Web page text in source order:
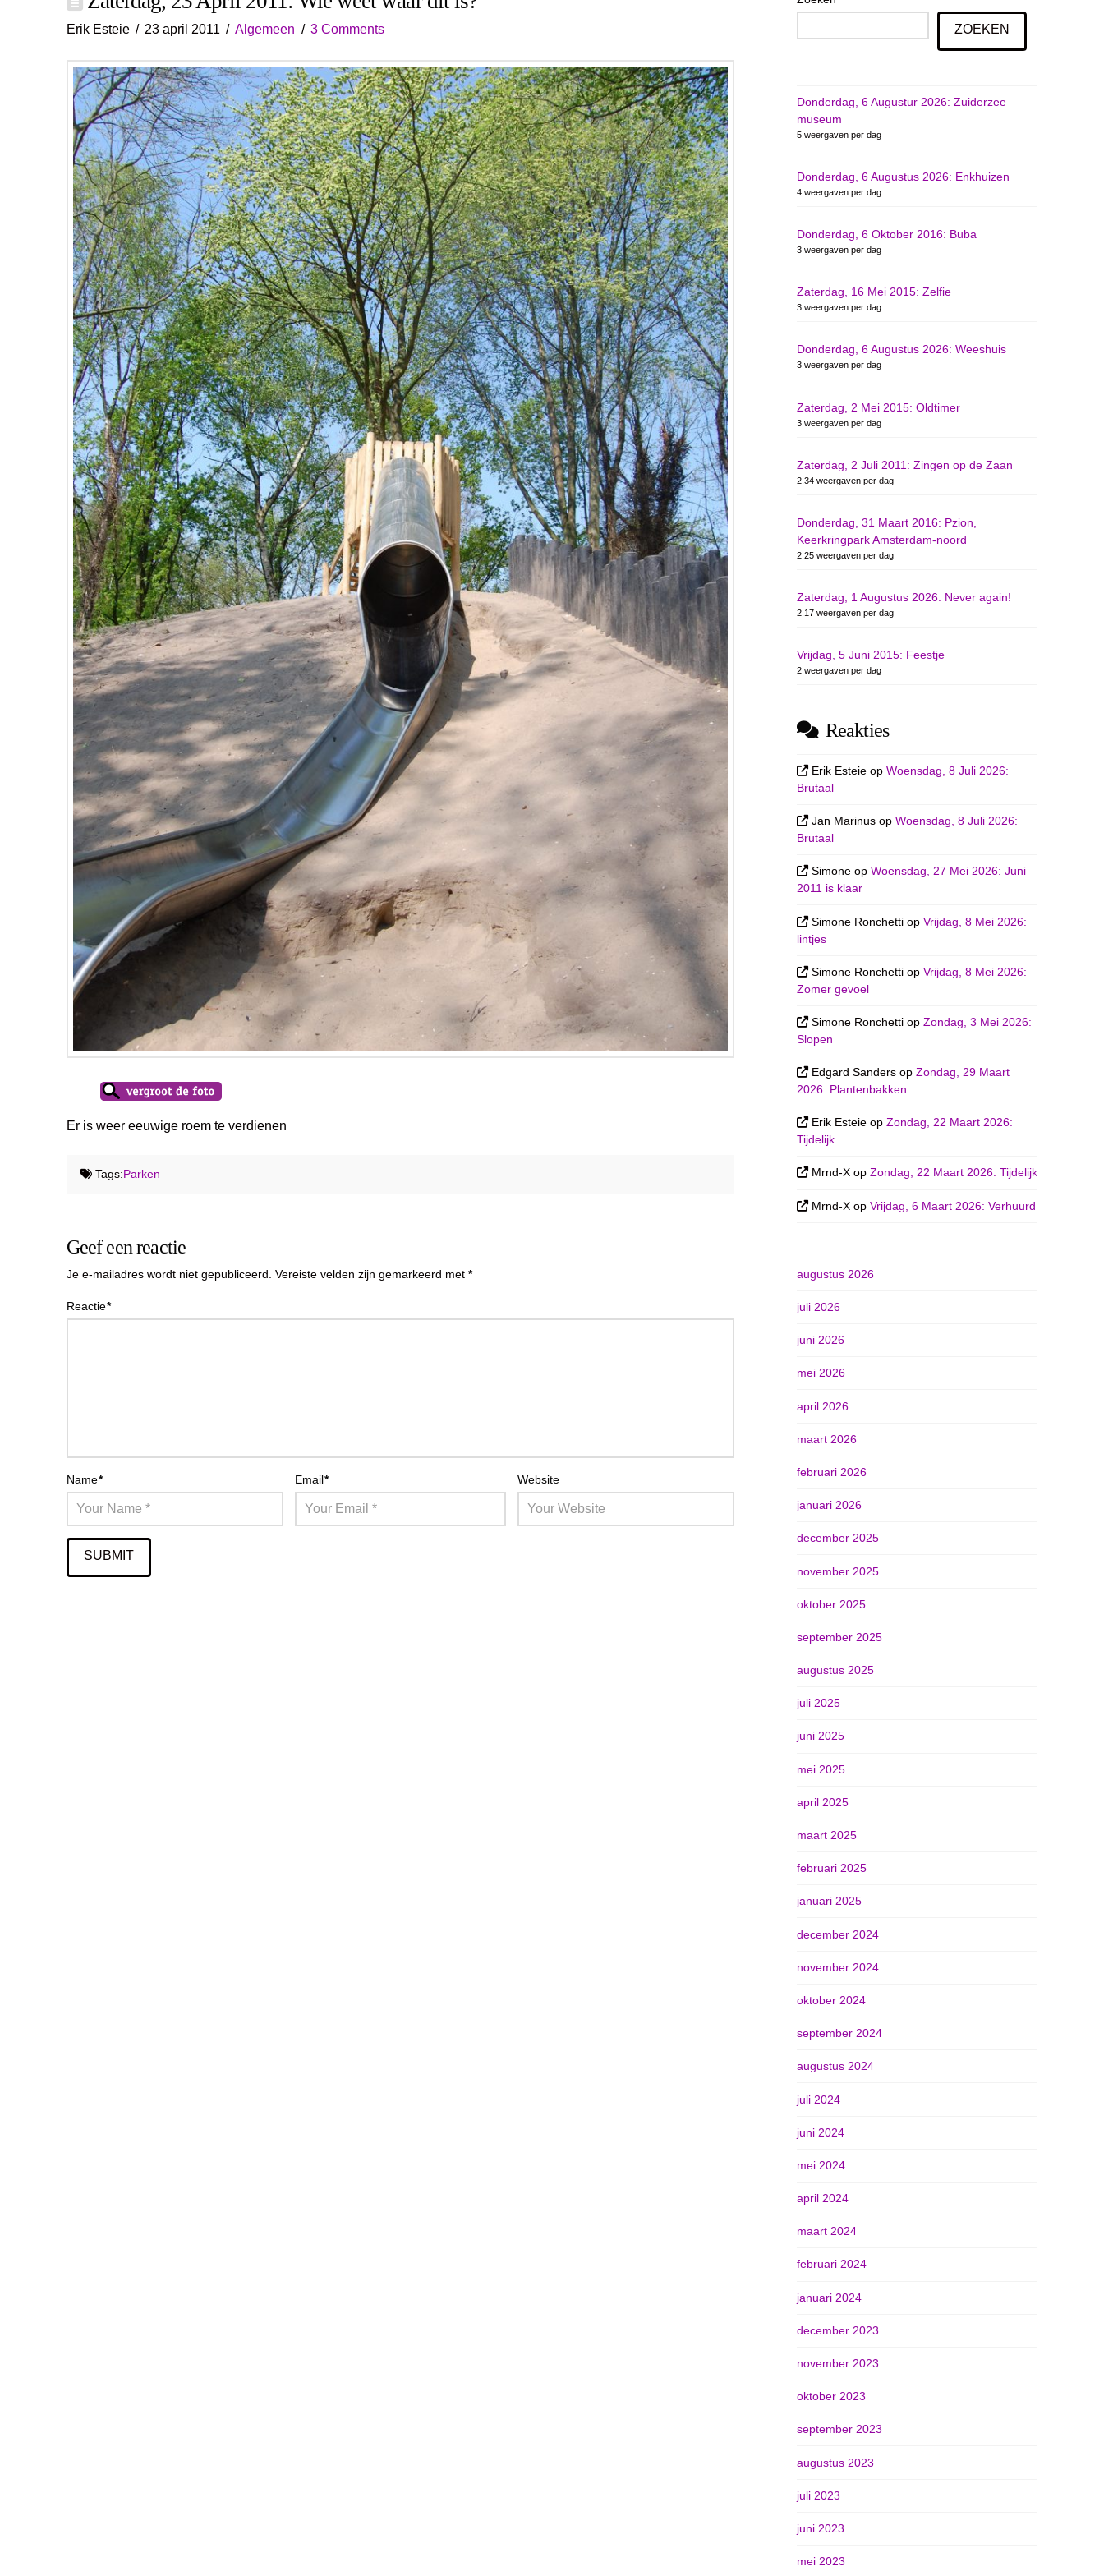
Erik Esteie 23 april 2011 Algemeen 3 Comments
Er is weer eeuwige roem te verdienen
Tags:Parken
Geef een reactie
Je e-mailadres wordt niet gepubliceerd. Vereiste velden zijn gemarkeerd met *
Reactie*
Name* Email* Website
ZOEKEN
Donderdag, 6 Augustur 2026: Zuiderzee
museum
5 weergaven per dag
Donderdag, 6 Augustus 2026: Enkhuizen
4 weergaven per dag
Donderdag, 6 Oktober 2016: Buba
3 weergaven per dag
Zaterdag, 16 Mei 2015: Zelfie
3 weergaven per dag
Donderdag, 6 Augustus 2026: Weeshuis
3 weergaven per dag
Zaterdag, 2 Mei 2015: Oldtimer
3 weergaven per dag
Zaterdag, 2 Juli 2011: Zingen op de Zaan
2.34 weergaven per dag
Donderdag, 31 Maart 2016: Pzion,
Keerkringpark Amsterdam-noord
2.25 weergaven per dag
Zaterdag, 1 Augustus 2026: Never again!
2.17 weergaven per dag
Vrijdag, 5 Juni 2015: Feestje
2 weergaven per dag
Reakties
Erik Esteie opWoensdag, 8 Juli 2026:
Brutaal
Jan Marinus opWoensdag, 8 Juli 2026:
Brutaal
Simone opWoensdag, 27 Mei 2026: Juni
2011 is klaar
Simone Ronchetti opVrijdag, 8 Mei 2026:
lintjes
Simone Ronchetti opVrijdag, 8 Mei 2026:
Zomer gevoel
Simone Ronchetti opZondag, 3 Mei 2026:
Slopen
Edgard Sanders opZondag, 29 Maart
2026: Plantenbakken
Erik Esteie opZondag, 22 Maart 2026:
Tijdelijk
Mrnd-X opZondag, 22 Maart 2026: Tijdelijk
Mrnd-X opVrijdag, 6 Maart 2026: Verhuurd
augustus 2026
juli 2026
juni 2026
mei 2026
april 2026
maart 2026
februari 2026
januari 2026
december 2025
november 2025
oktober 2025
september 2025
augustus 2025
juli 2025
juni 2025
mei 2025
april 2025
maart 2025
februari 2025
januari 2025
december 2024
november 2024
oktober 2024
september 2024
augustus 2024
juli 2024
juni 2024
mei 2024
april 2024
maart 2024
februari 2024
januari 2024
december 2023
november 2023
oktober 2023
september 2023
augustus 2023
juli 2023
juni 2023
mei 2023